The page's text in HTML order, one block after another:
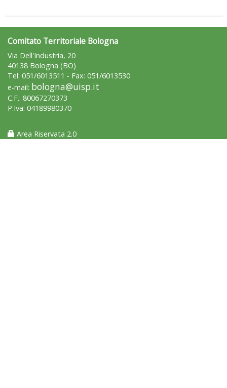
Ddl Lobby, Uisp: “Il Parlamento valorizzi le nostre specificità"
Comitato Territoriale Bologna
Via Dell'Industria, 20
40138 Bologna (BO)
Tel: 051/6013511 - Fax: 051/6013530
e-mail: bologna@uisp.it
C.F.: 80067270373
P.Iva: 04189980370
Area Riservata 2.0